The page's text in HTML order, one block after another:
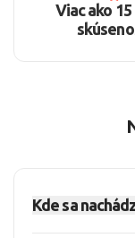
Viac ako
Kde sa